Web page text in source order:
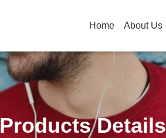
Home About Us
Products Details